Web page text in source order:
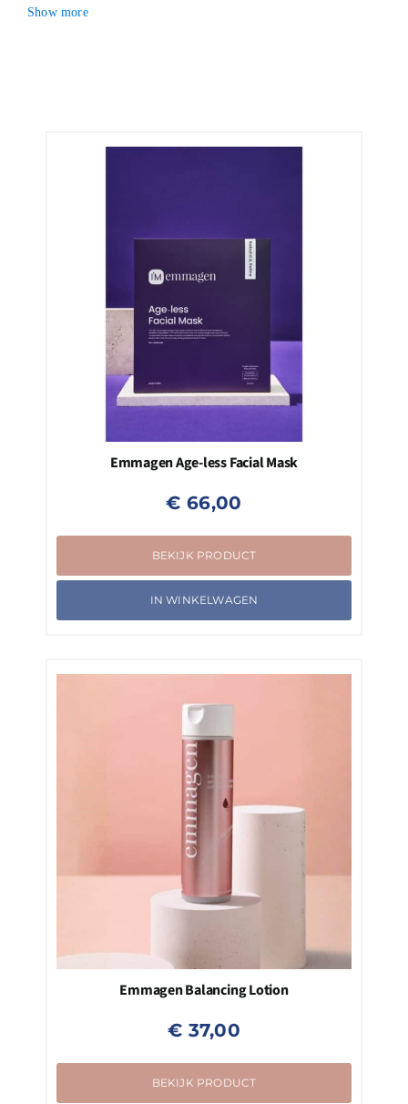
Show more
Emmagen Age-less Facial Mask
€ 66,00
BEKIJK PRODUCT
IN WINKELWAGEN
Emmagen Balancing Lotion
€ 37,00
BEKIJK PRODUCT